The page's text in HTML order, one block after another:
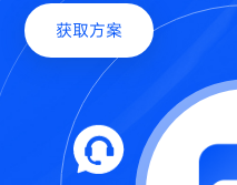
获取方案